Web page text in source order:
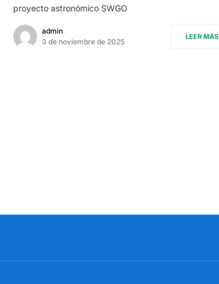
proyecto astronómico SWGO
admin
3 de noviembre de 2025
LEER MÁS